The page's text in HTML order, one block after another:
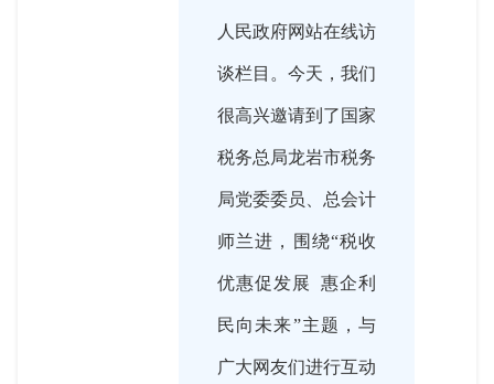
人民政府网站在线访
谈栏目。今天，我们
很高兴邀请到了国家
税务总局龙岩市税务
局党委委员、总会计
师兰进，围绕“税收
优惠促发展 惠企利
民向未来”主题，与
广大网友们进行互动